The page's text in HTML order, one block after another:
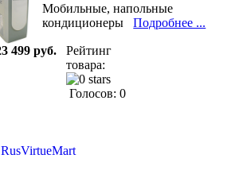
Мобильные, напольные
кондиционерыПодробнее ...
499 руб.
Рейтинг
товара:
Голосов: 0